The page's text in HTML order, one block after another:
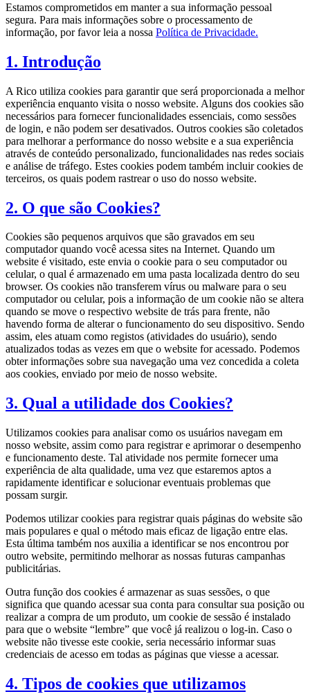
Estamos comprometidos em manter a sua informação pessoal
segura. Para mais informações sobre o processamento de
informação, por favor leia a nossa Política de Privacidade.
1. Introdução
A Rico utiliza cookies para garantir que será proporcionada a melhor
experiência enquanto visita o nosso website. Alguns dos cookies são
necessários para fornecer funcionalidades essenciais, como sessões
de login, e não podem ser desativados. Outros cookies são coletados
para melhorar a performance do nosso website e a sua experiência
através de conteúdo personalizado, funcionalidades nas redes sociais
e análise de tráfego. Estes cookies podem também incluir cookies de
terceiros, os quais podem rastrear o uso do nosso website.
2. O que são Cookies?
Cookies são pequenos arquivos que são gravados em seu
computador quando você acessa sites na Internet. Quando um
website é visitado, este envia o cookie para o seu computador ou
celular, o qual é armazenado em uma pasta localizada dentro do seu
browser. Os cookies não transferem vírus ou malware para o seu
computador ou celular, pois a informação de um cookie não se altera
quando se move o respectivo website de trás para frente, não
havendo forma de alterar o funcionamento do seu dispositivo. Sendo
assim, eles atuam como registos (atividades do usuário), sendo
atualizados todas as vezes em que o website for acessado. Podemos
obter informações sobre sua navegação uma vez concedida a coleta
aos cookies, enviado por meio de nosso website.
3. Qual a utilidade dos Cookies?
Utilizamos cookies para analisar como os usuários navegam em
nosso website, assim como para registrar e aprimorar o desempenho
e funcionamento deste. Tal atividade nos permite fornecer uma
experiência de alta qualidade, uma vez que estaremos aptos a
rapidamente identificar e solucionar eventuais problemas que
possam surgir.
Podemos utilizar cookies para registrar quais páginas do website são
mais populares e qual o método mais eficaz de ligação entre elas.
Esta última também nos auxilia a identificar se nos encontrou por
outro website, permitindo melhorar as nossas futuras campanhas
publicitárias.
Outra função dos cookies é armazenar as suas sessões, o que
significa que quando acessar sua conta para consultar sua posição ou
realizar a compra de um produto, um cookie de sessão é instalado
para que o website “lembre” que você já realizou o log-in. Caso o
website não tivesse este cookie, seria necessário informar suas
credenciais de acesso em todas as páginas que viesse a acessar.
4. Tipos de cookies que utilizamos